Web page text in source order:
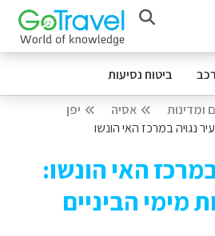
ביטוח נסיעות
ומדינות אסיה
יפן
נגויה במרכז האי הונשו
האי הונשו:
מימי הביניים